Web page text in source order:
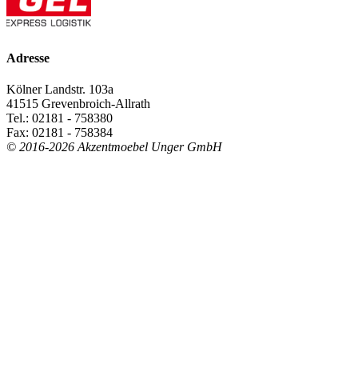
Adresse
Kölner Landstr. 103a
41515 Grevenbroich-Allrath
Tel.: 02181 - 758380
Fax: 02181 - 758384
© 2016-2026 Akzentmoebel Unger GmbH